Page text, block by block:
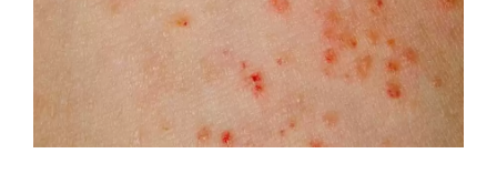
Online İşlemler